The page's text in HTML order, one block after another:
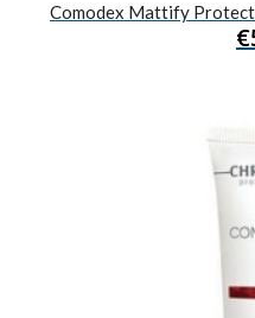
Comodex Mattify Protect
€